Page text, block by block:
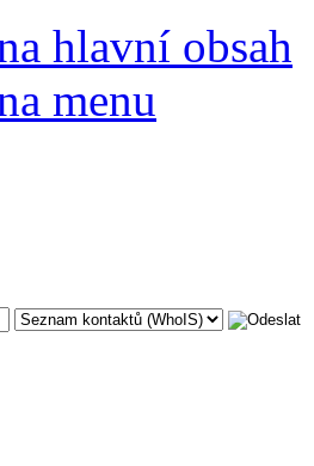
hlavní obsah
menu